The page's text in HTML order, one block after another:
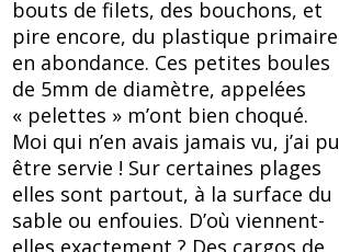
bouts de filets, des bouchons, et
pire encore, du plastique primaire
en abondance. Ces petites boules
de 5mm de diamètre, appelées
« pelettes » m’ont bien choqué.
Moi qui n’en avais jamais vu, j’ai pu
être servie ! Sur certaines plages
elles sont partout, à la surface du
sable ou enfouies. D’où viennent-
elles exactement ? Des cargos de